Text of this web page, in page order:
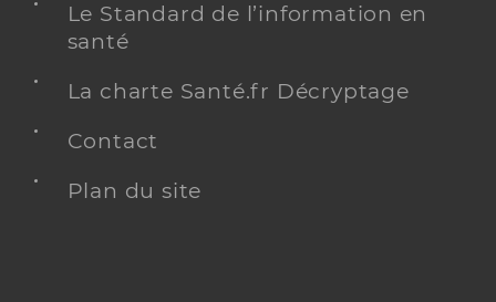
Le Standard de l’information en
santé
La charte Santé.fr Décryptage
Contact
Plan du site